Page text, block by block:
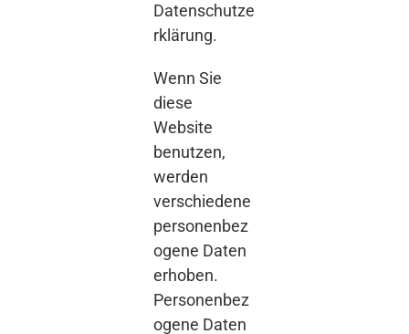
Datenschutze
rklärung.
Wenn Sie
diese
Website
benutzen,
werden
verschiedene
personenbez
ogene Daten
erhoben.
Personenbez
ogene Daten